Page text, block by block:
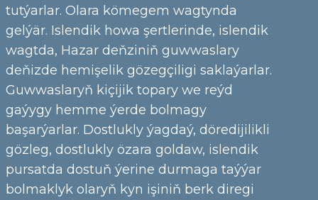
tutýarlar. Olara kömegem wagtynda
gelýär. Islendik howa şertlerinde, islendik
wagtda, Hazar deňziniň guwwaslary
deňizde hemişelik gözegçiligi saklaýarlar.
Guwwaslaryň kiçijik topary we reýd
gaýygy hemme ýerde bolmagy
başarýarlar. Dostlukly ýagdaý, döredijilikli
gözleg, dostlukly özara goldaw, islendik
pursatda dostuň ýerine durmaga taýýar
bolmaklyk olaryň kyn işiniň berk diregi